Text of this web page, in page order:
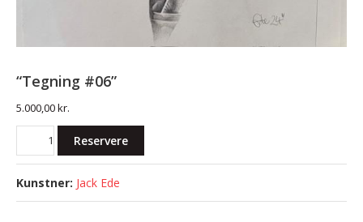
“Tegning #06”
5.000,00kr.
"Tegning
#06"
Reservere
Jack Ede